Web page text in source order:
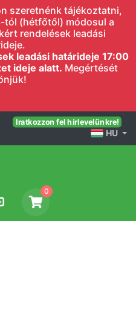
szeretnénk tájékoztatni,
tól (hétfőtől) módosul a
rendelések leadási
leadási határideje 17:00
ideje alatt. Megértését
Iratkozzon fel hírlevelünkre!
HU
0